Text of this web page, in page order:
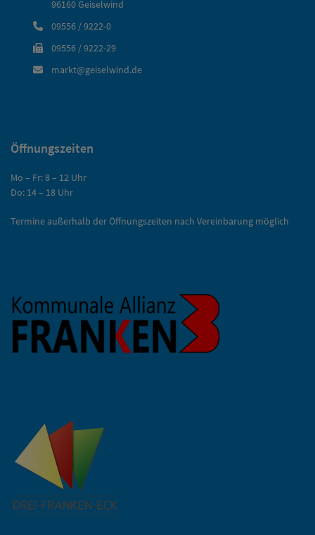
96160 Geiselwind
09556 / 9222-0
09556 / 9222-29
markt@geiselwind.de
Öffnungszeiten
Mo – Fr: 8 – 12 Uhr
Do: 14 – 18 Uhr
Termine außerhalb der Öffnungszeiten nach Vereinbarung möglich